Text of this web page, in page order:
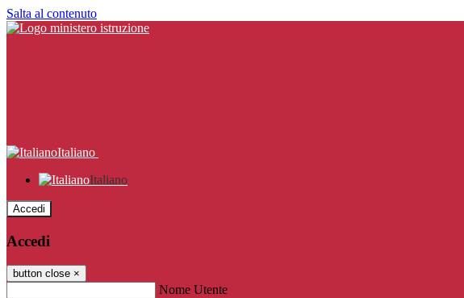
Salta al contenuto
Italiano
Italiano
Accedi
Accedi
button close ×
Nome Utente